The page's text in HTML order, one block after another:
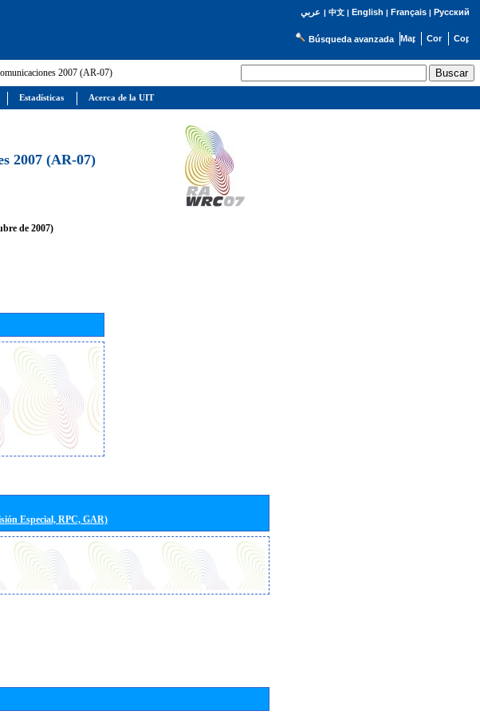
عربي | 中文| English | Français| Русский
Búsqueda avanzada
2007 (AR-07)
2007 (AR-07)
de 2007)
Especial, RPC, GAR)
Estadísticas Acerca de la UIT